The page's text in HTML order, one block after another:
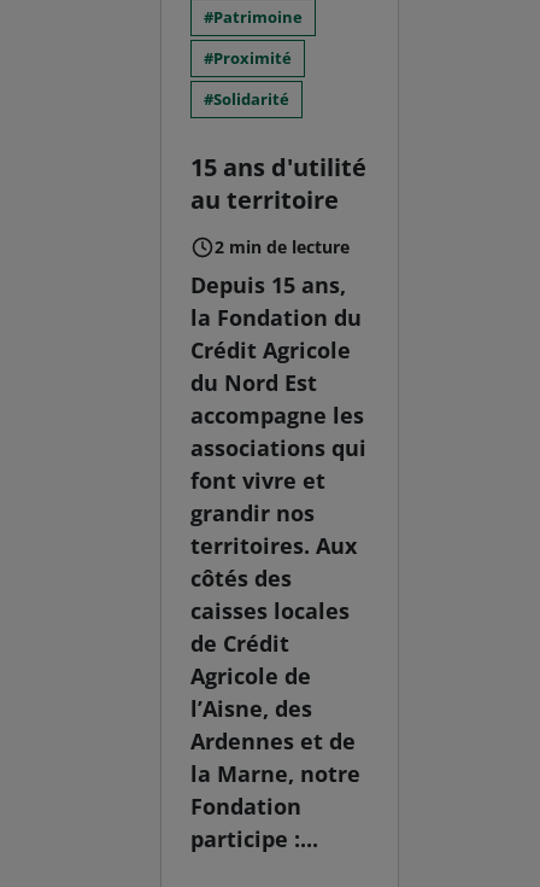
Patrimoine
Proximité
Solidarité
15 ans d'utilité
au territoire
2 min de lecture
Depuis 15 ans,
la Fondation du
Crédit Agricole
du Nord Est
accompagne les
associations qui
font vivre et
grandir nos
territoires. Aux
côtés des
caisses locales
de Crédit
Agricole de
l’Aisne, des
Ardennes et de
la Marne, notre
Fondation
participe :...